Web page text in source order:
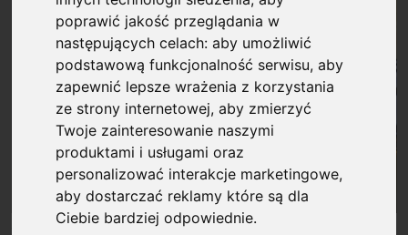
poprawić jakość przeglądania w
następujących celach:aby umożliwić
podstawową funkcjonalność serwisu,aby
zapewnić lepsze wrażenia z korzystania
ze strony internetowej,aby zmierzyć
Twoje zainteresowanie naszymi
produktami i usługami oraz
personalizować interakcje marketingowe,
aby dostarczać reklamy które są dla
Ciebie bardziej odpowiednie.
Opublikowano: %s
30.05.2019